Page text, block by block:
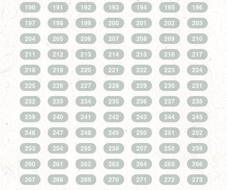
190
191 192 193 194 195
196
197
198 199 200 201 202
203
204
205 206 207 208 209
210
211
212 213 214 215 216
217
218
219 220 221 222 223
224
225
226 227 228 229 230
231
232
233 234 235 236 237
238
239
240 241 242 243 244
245
246
247 248 249 250 251
252
253
254 255 256 257 258
259
260
261 262 263 264 265
266
267
268 269 270 271 272
273